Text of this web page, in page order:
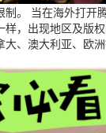
。 当在海外打
，出现地区及
、澳大利亚、欧